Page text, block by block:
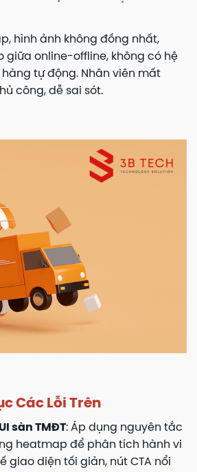
hình ảnh không đồng nhất,
giữa online-offline, không có hệ
tự động. Nhân viên mất
công, dễ sai sót.
Các Lỗi Trên
sàn TMĐT: Áp dụng nguyên tắc
heatmap để phân tích hành vi
giao diện tối giản, nút CTA nổi